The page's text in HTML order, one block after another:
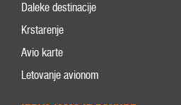
Daleke destinacije
Krstarenje
Avio karte
Letovanje avionom